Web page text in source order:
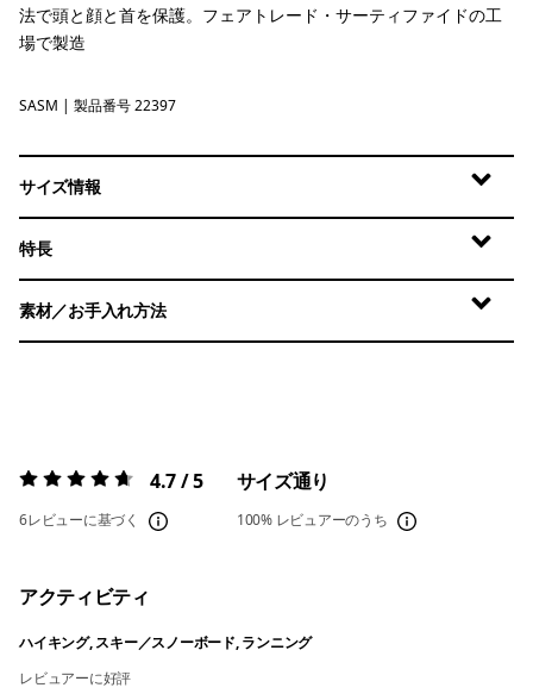
法で頭と顔と首を保護。フェアトレード・サーティファイドの工
場で製造
Sastrugi: Summit Blue
SASM | 製品番号 22397
サイズ情報
特長
素材／お手入れ方法
評価:4.7 / 5 4.7 / 5
6レビューに基づく
サイズ通り
100% レビュアーのうち
アクティビティ
ハイキング, スキー／スノーボード, ランニング
レビュアーに好評